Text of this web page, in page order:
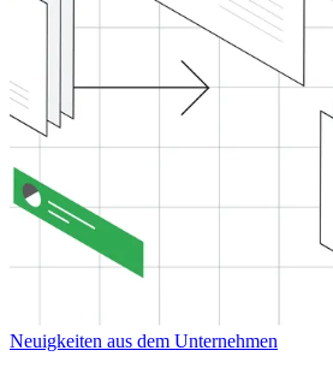
Neuigkeiten aus dem Unternehmen